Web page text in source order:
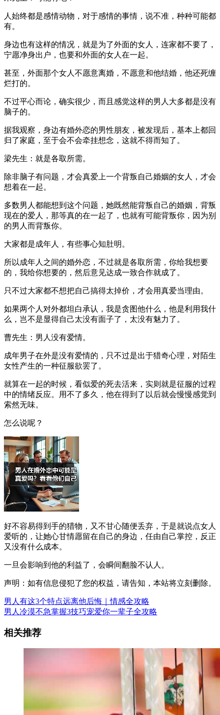
人始终都是感情动物，对于感情的事情，说不准，种种可能都
有。
身边也有这样的情况，就是为了外面的女人，连家都不要了，
宁愿净身出户，也要和外面的女人在一起。
甚至，外面那个女人不愿意离婚，不愿意和他结婚，他还死缠
烂打的。
不过平心而论，确实很少，而且感觉这样的男人大多都是没有
脑子的。
据我观察，身边有婚外恋的男性朋友，被发现后，基本上都回
归了家庭，至于会不会牵挂想念，这就不得而知了。
梁先生：就是各取所需。
除非脑子有问题，才会真爱上一个背叛自己婚姻的女人，才会
想着在一起。
多数男人都能想到这个问题，她既然能背叛自己的婚姻，背叛
现在的爱人，那等真的在一起了，也就有可能背叛你，因为别
的男人而背叛你。
大家都是成年人，有些事心知肚明。
所以成年人之间的婚外恋，不过就是各取所需，你给我想要
的，我给你想要的，然后意见达成一致合作就成了。
只不过大家都不想把自己搞得太掉价，才会用真爱当理由。
如果两个人对外都坦白承认，我是贪图他什么，他是利用我什
么，岂不是显得自己太没有面子了，太没有魅力了。
曹先生：男人没有爱情。
成年男子在外是没有爱情的，只不过是出于猎奇心理，对陌生
女性产生的一种征服欲罢了。
就算在一起的时候，看似爱的死去活来，实则就是征服的过程
中的情绪反应。用不了多久，他在得到了以后就会慢慢感觉到
索然无味。
怎么说呢？
好不容易得到手的猎物，又不甘心随便丢弃，于是就说点女人
爱听的，让她心甘情愿留在自己的身边，任由自己掌控，反正
又没有什么成本。
一旦会影响到他的利益了，会瞬间翻脸不认人。
声明：如有信息侵犯了您的权益，请告知，本站将立刻删除。
男人有这3个特点远离他后悔｜情感全攻略
男人冷漠不急掌握3技巧宠爱你一辈子全攻略
相关推荐